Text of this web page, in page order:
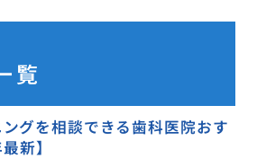
覧
グを相談できる歯科医院おす
新】